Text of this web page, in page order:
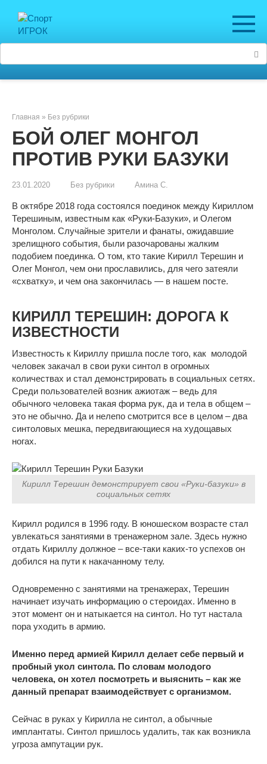
контенту
Главная » Без рубрики
БОЙ ОЛЕГ МОНГОЛ
ПРОТИВ РУКИ БАЗУКИ
23.01.2020 Без рубрики Амина С.
В октябре 2018 года состоялся поединок между Кириллом
Терешиным, известным как «Руки-Базуки», и Олегом
Монголом. Случайные зрители и фанаты, ожидавшие
зрелищного события, были разочарованы жалким
подобием поединка. О том, кто такие Кирилл Терешин и
Олег Монгол, чем они прославились, для чего затеяли
«схватку», и чем она закончилась — в нашем посте.
КИРИЛЛ ТЕРЕШИН: ДОРОГА К
ИЗВЕСТНОСТИ
Известность к Кириллу пришла после того, как молодой
человек закачал в свои руки синтол в огромных
количествах и стал демонстрировать в социальных сетях.
Среди пользователей возник ажиотаж – ведь для
обычного человека такая форма рук, да и тела в общем –
это не обычно. Да и нелепо смотрится все в целом – два
синтоловых мешка, передвигающиеся на худощавых
ногах.
Кирилл Терешин демонстрирует свои «Руки-базуки» в
социальных сетях
Кирилл родился в 1996 году. В юношеском возрасте стал
увлекаться занятиями в тренажерном зале. Здесь нужно
отдать Кириллу должное – все-таки каких-то успехов он
добился на пути к накачанному телу.
Одновременно с занятиями на тренажерах, Терешин
начинает изучать информацию о стероидах. Именно в
этот момент он и натыкается на синтол. Но тут настала
пора уходить в армию.
Именно перед армией Кирилл делает себе первый и
пробный укол синтола. По словам молодого
человека, он хотел посмотреть и выяснить – как же
данный препарат взаимодействует с организмом.
Сейчас в руках у Кирилла не синтол, а обычные
имплантаты. Синтол пришлось удалить, так как возникла
угроза ампутации рук.